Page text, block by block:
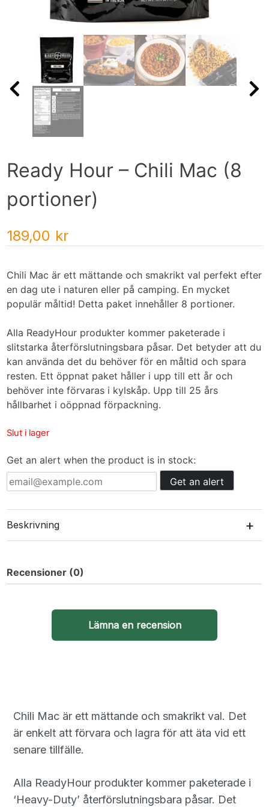
Ready Hour – Chili Mac (8
portioner)
189,00 kr
Chili Mac är ett mättande och smakrikt val perfekt efter
en dag ute i naturen eller på camping. En mycket
populär måltid! Detta paket innehåller 8 portioner.
Alla ReadyHour produkter kommer paketerade i
slitstarka återförslutningsbara påsar. Det betyder att du
kan använda det du behöver för en måltid och spara
resten. Ett öppnat paket håller i upp till ett år och
behöver inte förvaras i kylskåp. Upp till 25 års
hållbarhet i oöppnad förpackning.
Slut i lager
Get an alert when the product is in stock:
Get an alert
Beskrivning +
Recensioner (0)
Lämna en recension
Chili Mac är ett mättande och smakrikt val. Det
är enkelt att förvara och lagra för att äta vid ett
senare tillfälle.
Alla ReadyHour produkter kommer paketerade i
‘Heavy-Duty’ återförslutningsbara påsar. Det